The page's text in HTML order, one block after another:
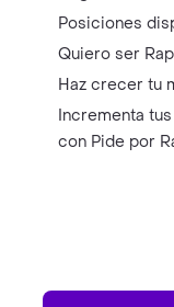
Posiciones
Quiero ser
Haz crecer tu
Incrementa
con Pide por
App